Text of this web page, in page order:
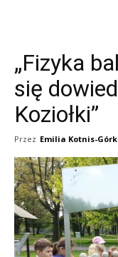
„Fizyka
się
Koziołki”
Przez Emilia Kotnis-